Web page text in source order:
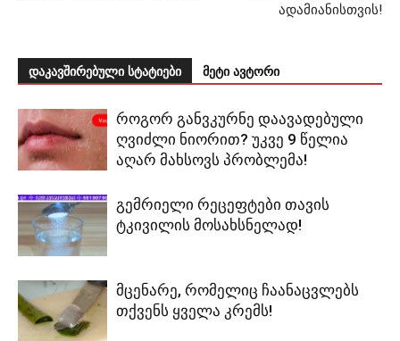
ადამიანისთვის!
დაკავშირებული სტატიები მეტი ავტორი
როგორ განვკურნე დაავადებული
ღვიძლი ნიორით? უკვე 9 წელია
აღარ მახსოვს პრობლემა!
გემრიელი რეცეფტები თავის
ტკივილის მოსახსნელად!
მცენარე, რომელიც ჩაანაცვლებს
თქვენს ყველა კრემს!